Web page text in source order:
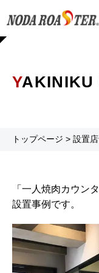
トップページ > 設置
「一人焼肉カウン
設置事例です。